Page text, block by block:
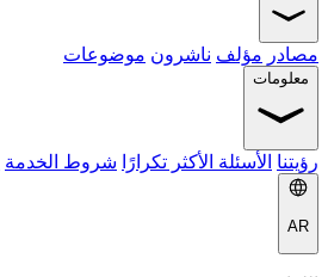
مصادر مؤلف ناشرون موضوعات
معلومات
رؤيتنا الأسئلة الأكثر تكرارًا شروط الخدمة
AR